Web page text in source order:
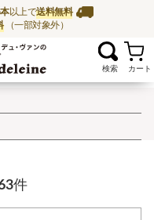
以上で送料無料
（一部対象外）
ワイン通販ならワイ
お気に入
件